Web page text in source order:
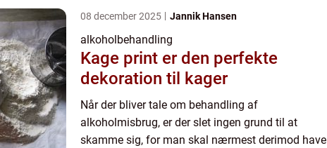
08 december 2025 Jannik Hansen
alkoholbehandling
Kage print er den perfekte
dekoration til kager
Når der bliver tale om behandling af
alkoholmisbrug, er der slet ingen grund til at
skamme sig, for man skal nærmest derimod have